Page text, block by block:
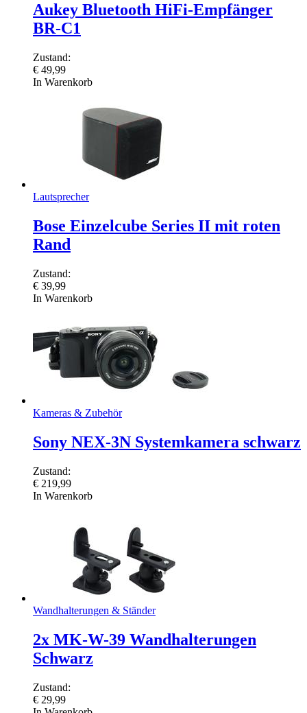
Aukey Bluetooth HiFi-Empfänger
BR-C1
Zustand:
€ 49,99
In Warenkorb
Lautsprecher
Bose Einzelcube Series II mit roten
Rand
Zustand:
€ 39,99
In Warenkorb
Kameras & Zubehör
Sony NEX-3N Systemkamera schwarz
Zustand:
€ 219,99
In Warenkorb
Wandhalterungen & Ständer
2x MK-W-39 Wandhalterungen
Schwarz
Zustand:
€ 29,99